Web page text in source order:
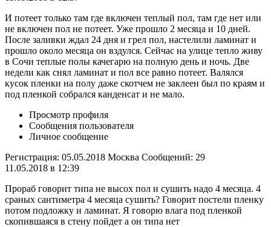
И потеет только там где включен теплый пол, там где нет или
не включен пол не потеет. Уже прошло 2 месяца и 10 дней.
После заливки ждал 24 дня и грел пол, настелили ламинат и
прошло около месяца он вздулся. Сейчас на улице тепло живу
в Сочи теплые полы качегарю на полную день и ночь. Две
недели как снял ламинат и пол все равно потеет. Валялся
кусок пленки на полу даже скотчем не заклеен был по краям и
под пленкой собрался канденсат и не мало.
Просмотр профиля
Сообщения пользователя
Личное сообщение
Регистрация: 05.05.2018 Москва Сообщений: 29
11.05.2018 в 12:39
Прораб говорит типа не высох пол и сушить надо 4 месяца. 4
сраных сантиметра 4 месяца сушить? Говорит постели пленку
потом подложку и ламинат. Я говорю влага под пленкой
скопившаяся в стену пойдет а он типа нет